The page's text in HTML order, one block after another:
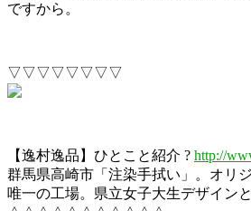
ですから。
▽▽▽▽▽▽▽▽
【逸村逸品】ひとこと紹介 ? http://
群馬県高崎市「注染手拭い」。オリ
唯一の工場。県立女子大生デザイン